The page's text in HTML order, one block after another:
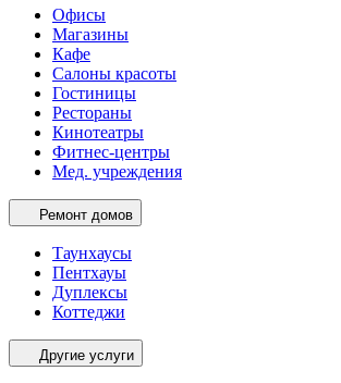
Офисы
Магазины
Кафе
Салоны красоты
Гостиницы
Рестораны
Кинотеатры
Фитнес-центры
Мед. учреждения
Ремонт домов
Таунхаусы
Пентхауы
Дуплексы
Коттеджи
Другие услуги